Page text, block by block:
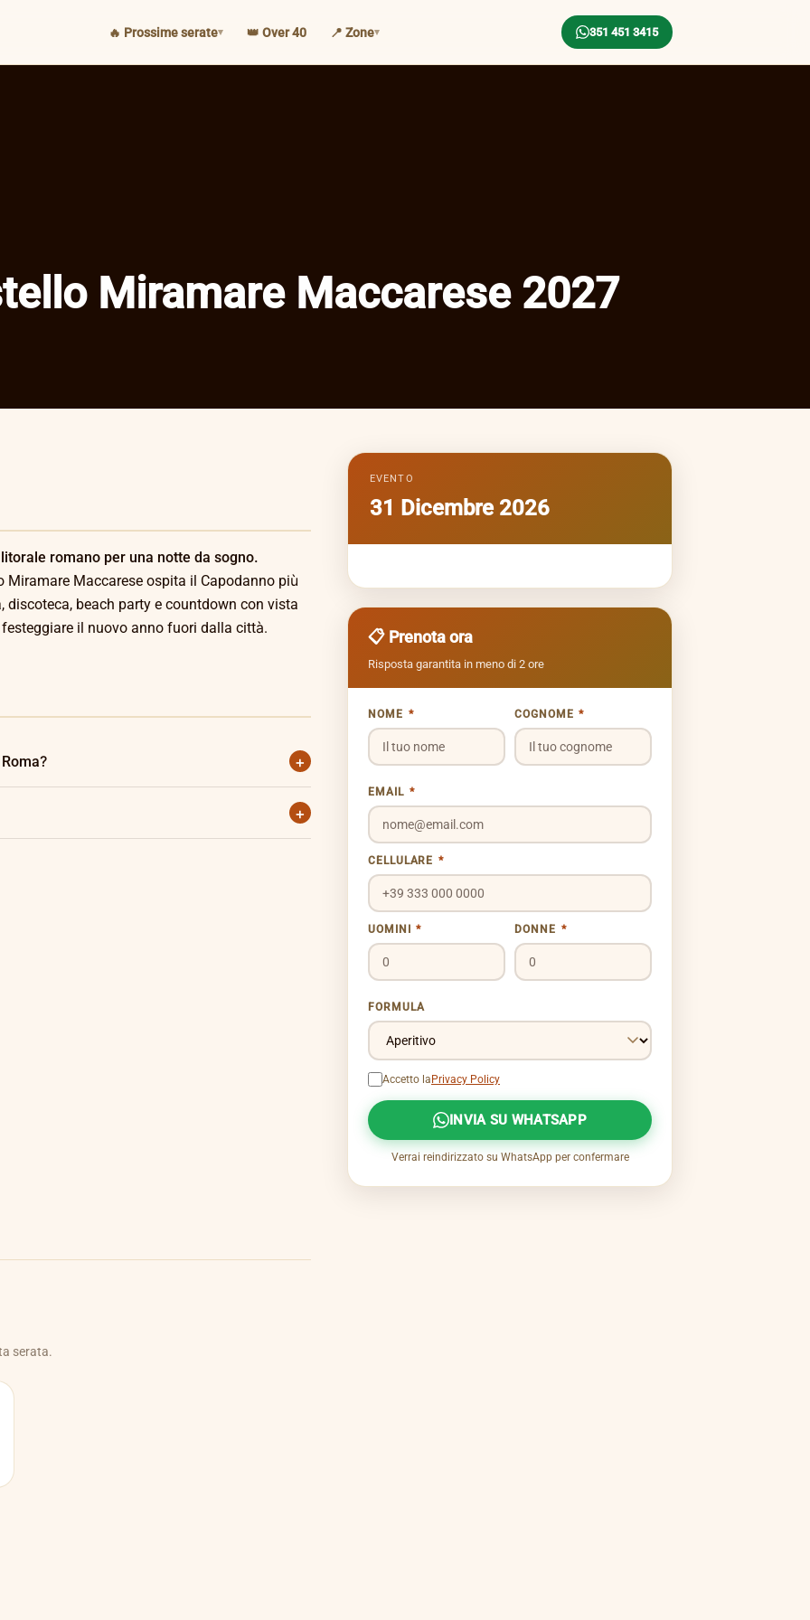
🔥 Prossime serate 👑 Over 40 📍 Zone 351 451 3415
Miramare Maccarese 2027
romano per una notte da sogno.
Miramare Maccarese ospita il Capodanno più
beach party e countdown con vista
il nuovo anno fuori dalla città.
+
+
EVENTO
31 Dicembre 2026
📋 Prenota ora
Risposta garantita in meno di 2 ore
NOME * COGNOME *
EMAIL *
CELLULARE *
UOMINI * DONNE *
FORMULA
Accetto laPrivacy Policy
INVIA SU WHATSAPP
Verrai reindirizzato su WhatsApp per confermare
serata.